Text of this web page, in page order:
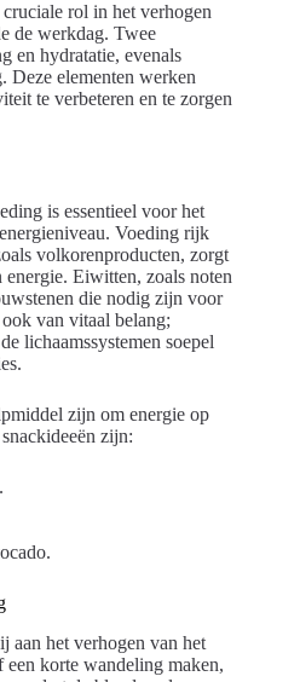
rol in het verhogen
de werkdag. Twee
en hydratatie, evenals
Deze elementen werken
te verbeteren en te zorgen
is essentieel voor het
Voeding rijk
volkorenproducten, zorgt
Eiwitten, zoals noten
die nodig zijn voor
van vitaal belang;
lichaamssystemen soepel
zijn om energie op
zijn:
aan het verhogen van het
korte wandeling maken,